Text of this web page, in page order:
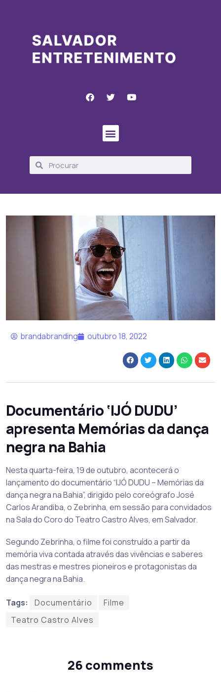
brandabranding outubro 18, 2022
Documentário ‘IJÓ DUDU’
apresenta Memórias da dança
negra na Bahia
Nesta quarta-feira, 19 de outubro, acontecerá o
lançamento do documentário “IJÓ DUDU – Memórias da
dança negra na Bahia”, dirigido pelo coreógrafo José
Carlos Arandiba, o Zebrinha, em sessão para convidados
na Sala do Coro do Teatro Castro Alves, em Salvador.
Segundo Zebrinha, o filme foi construído a partir da
memória viva contada através das vivências e saberes
das mestras e mestres pioneiros e protagonistas da
dança negra na Bahia.
Tags: Documentário
Filme
Teatro Castro Alves
26 comments